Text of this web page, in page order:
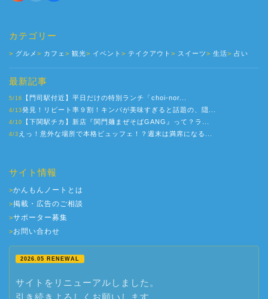
カテゴリー
グルメ カフェ 観光 イベント テイクアウト スイーツ 生活 占い
最新記事
5/16 【門司駅付近】平日だけの特別ランチ「choi-nor...
4/13発見！リピート率９割！キンパが美味すぎると話題の、隠...
4/10 【下関駅チカ】新店『関門麺まぜそばGANG』って？ラ...
4/3 えっ！意外な場所で本格ビュッフェ！？週末は満席になる...
サイト情報
>かんもんノートとは
>掲載・広告のご相談
>サポーター募集
>お問い合わせ
2026.05 RENEWAL
サイトをリニューアルしました。
引き続きよろしくお願いします。